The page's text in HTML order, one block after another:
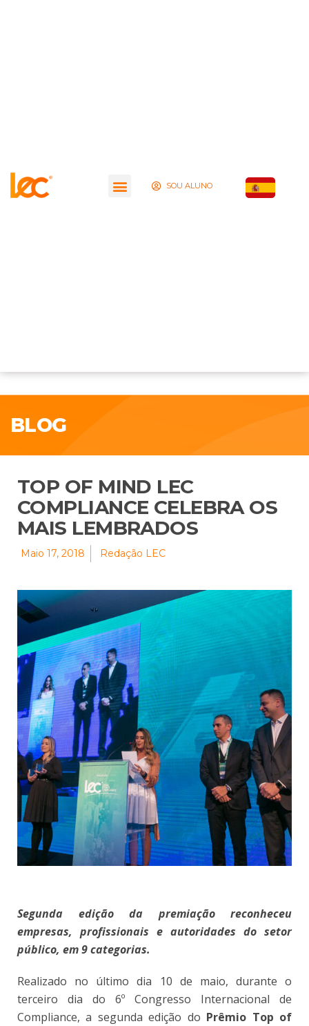
SOU ALUNO
BLOG
TOP OF MIND LEC
COMPLIANCE CELEBRA OS
MAIS LEMBRADOS
Maio 17, 2018 Redação LEC
Segunda edição da premiação reconheceu
empresas, profissionais e autoridades do setor
público, em 9 categorias.
Realizado no último dia 10 de maio, durante o
terceiro dia do 6º Congresso Internacional de
Compliance, a segunda edição do Prêmio Top of